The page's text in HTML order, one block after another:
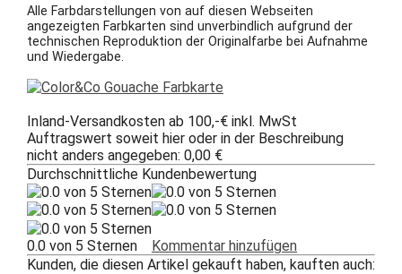
Alle Farbdarstellungen von auf diesen Webseiten
angezeigten Farbkarten sind unverbindlich aufgrund der
technischen Reproduktion der Originalfarbe bei Aufnahme
und Wiedergabe.
Inland-Versandkosten ab 100,-€ inkl. MwSt
Auftragswert soweit hier oder in der Beschreibung
nicht anders angegeben: 0,00 €
Durchschnittliche Kundenbewertung
0.0 von 5 Sternen Kommentar hinzufügen
Kunden, die diesen Artikel gekauft haben, kauften auch: